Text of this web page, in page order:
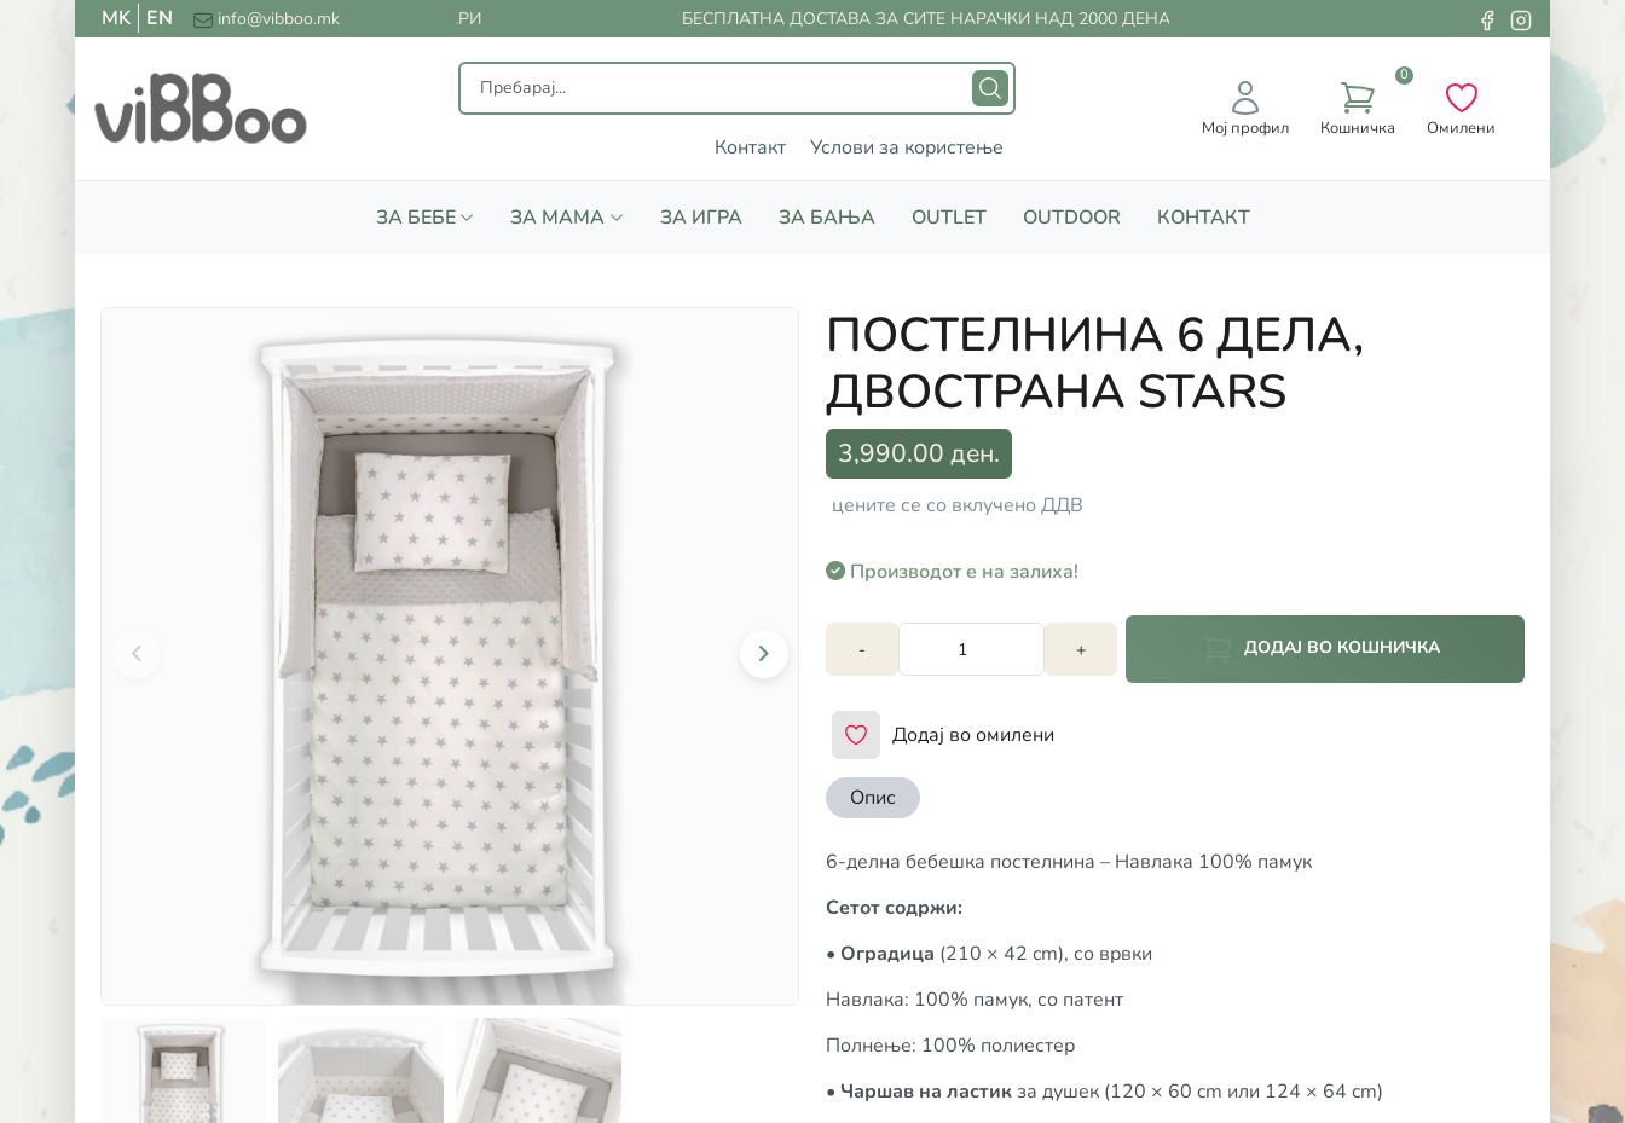
MK EN info@vibboo.mk
ДОСТАВА ЗА СИТЕ НАРАЧКИ НАД 2000 ДЕНАРИ БЕСПЛАТНА ДОСТАВА ЗА СИТЕ НАРАЧКИ НАД 2000 ДЕНАРИ
Контакт Услови за користење
Мој профил
0
Кошничка Омилени
ЗА БЕБЕ ЗА МАМА ЗА ИГРА ЗА БАЊА OUTLET OUTDOOR КОНТАКТ
ПОСТЕЛНИНА 6 ДЕЛА,
ДВОСТРАНА STARS
3,990.00 ден.
цените се со вклучено ДДВ
Производот е на залиха!
- + ДОДАЈ ВО КОШНИЧКА
Додај во омилени
Опис
6-делна бебешка постелнина – Навлака 100% памук
Сетот содржи:
• Оградица (210 × 42 cm), со врвки
Навлака: 100% памук, со патент
Полнење: 100% полиестер
• Чаршав на ластикза душек (120 × 60 cm или 124 × 64 cm)